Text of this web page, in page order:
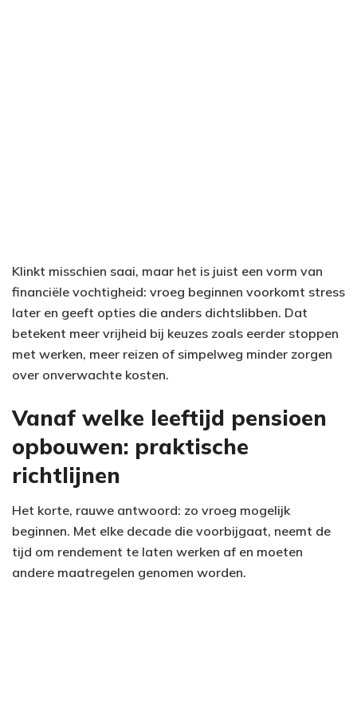
Klinkt misschien saai, maar het is juist een vorm van
financiële vochtigheid: vroeg beginnen voorkomt stress
later en geeft opties die anders dichtslibben. Dat
betekent meer vrijheid bij keuzes zoals eerder stoppen
met werken, meer reizen of simpelweg minder zorgen
over onverwachte kosten.
Vanaf welke leeftijd pensioen
opbouwen: praktische
richtlijnen
Het korte, rauwe antwoord: zo vroeg mogelijk
beginnen. Met elke decade die voorbijgaat, neemt de
tijd om rendement te laten werken af en moeten
andere maatregelen genomen worden.